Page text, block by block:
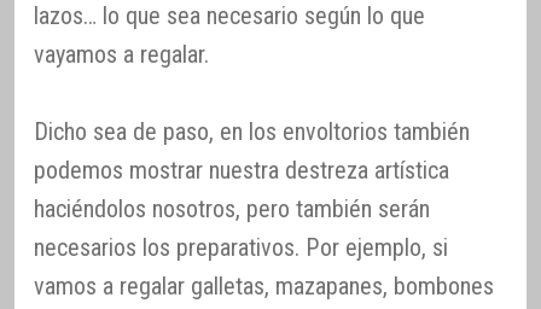
lazos… lo que sea necesario según lo que
vayamos a regalar.
Dicho sea de paso, en los envoltorios también
podemos mostrar nuestra destreza artística
haciéndolos nosotros, pero también serán
necesarios los preparativos. Por ejemplo, si
vamos a regalar galletas, mazapanes, bombones